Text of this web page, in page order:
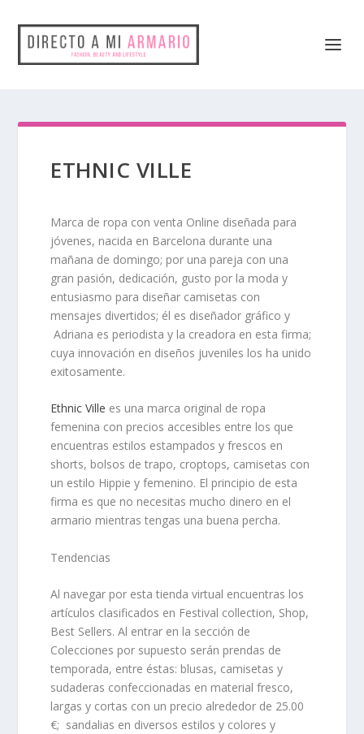
ETHNIC VILLE
Marca de ropa con venta Online diseñada para
jóvenes, nacida en Barcelona durante una
mañana de domingo; por una pareja con una
gran pasión, dedicación, gusto por la moda y
entusiasmo para diseñar camisetas con
mensajes divertidos; él es diseñador gráfico y
Adriana es periodista y la creadora en esta firma;
cuya innovación en diseños juveniles los ha unido
exitosamente.
Ethnic Ville es una marca original de ropa
femenina con precios accesibles entre los que
encuentras estilos estampados y frescos en
shorts, bolsos de trapo, croptops, camisetas con
un estilo Hippie y femenino. El principio de esta
firma es que no necesitas mucho dinero en el
armario mientras tengas una buena percha.
Tendencias
Al navegar por esta tienda virtual encuentras los
artículos clasificados en Festival collection, Shop,
Best Sellers. Al entrar en la sección de
Colecciones por supuesto serán prendas de
temporada, entre éstas: blusas, camisetas y
sudaderas confeccionadas en material fresco,
largas y cortas con un precio alrededor de 25.00
€; sandalias en diversos estilos y colores y